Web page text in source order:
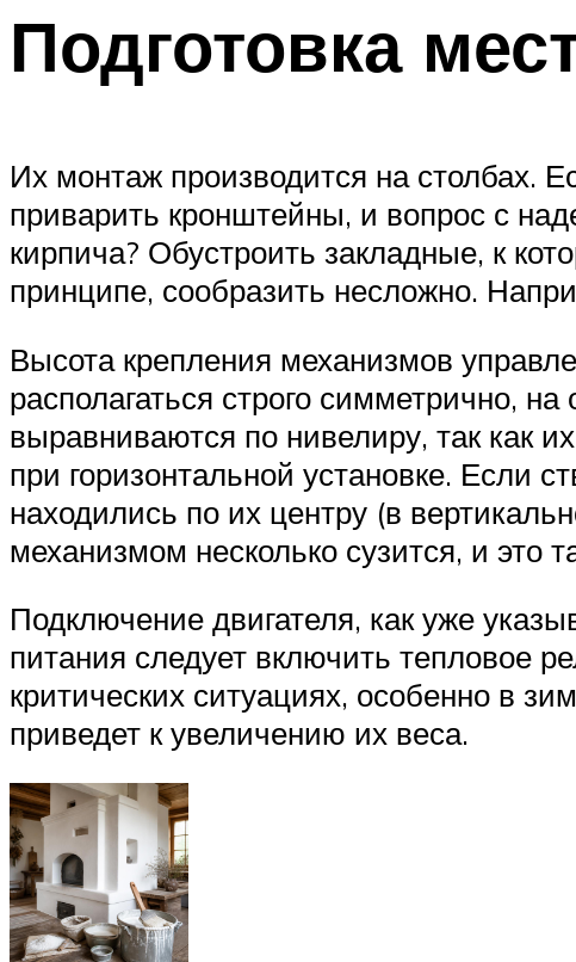
Подготовка
Их монтаж производится на столбах.
приварить кронштейны, и вопрос с
кирпича? Обустроить закладные, к
принципе, сообразить несложно.
Высота крепления механизмов
располагаться строго симметрично,
выравниваются по нивелиру, так как
при горизонтальной установке. Если
находились по их центру (в
механизмом несколько сузится, и это
Подключение двигателя, как уже
питания следует включить тепловое
критических ситуациях, особенно в
приведет к увеличению их веса.